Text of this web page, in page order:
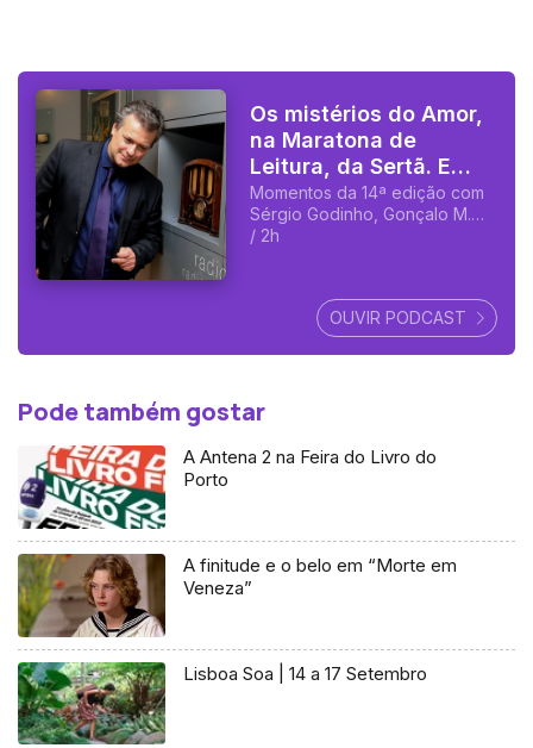
Os mistérios do Amor,
na Maratona de
Leitura, da Sertã. E
bons dias de Verão!
Momentos da 14ª edição com
Sérgio Godinho, Gonçalo M.
Tavares, Inês Pedrosa,
Alice Branco, Ana Alfredo,
Carlos Miranda, Renato Filipe
Cardoso, Rui Lopes, Lara
/ 2h
OUVIR PODCAST
Pode também gostar
A Antena 2 na Feira do Livro do
Porto
A finitude e o belo em “Morte em
Veneza”
Lisboa Soa | 14 a 17 Setembro